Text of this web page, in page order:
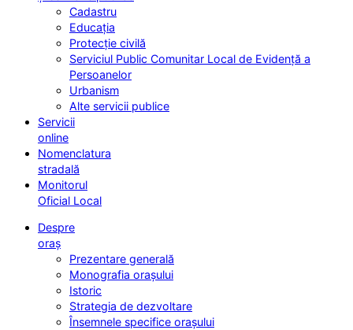
Cadastru
Educația
Protecție civilă
Serviciul Public Comunitar Local de Evidență a
Persoanelor
Urbanism
Alte servicii publice
Servicii
online
Nomenclatura
stradală
Monitorul
Oficial Local
Despre
oraș
Prezentare generală
Monografia orașului
Istoric
Strategia de dezvoltare
Însemnele specifice orașului